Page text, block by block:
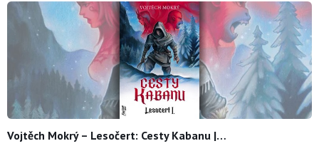
Vojtěch Mokrý – Lesočert: Cesty Kabanu |…